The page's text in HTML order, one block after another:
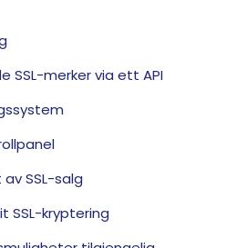
SSL-merker via ett API
SSL-salg
SSL-kryptering